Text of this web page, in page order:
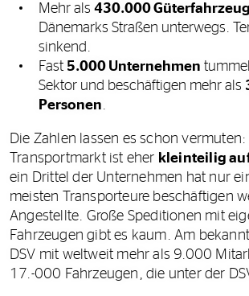
Mehr als 430.000
Dänemarks Straßen unterwegs.
sinkend.
Fast 5.000 Unternehmen
Sektor und beschäftigen mehr als
Personen.
Die Zahlen lassen es schon
Transportmarkt ist eher kleinteilig
ein Drittel der Unternehmen hat nur
meisten Transporteure beschäftigen
Angestellte. Große Speditionen mit
Fahrzeugen gibt es kaum. Am
DSV mit weltweit mehr als 9.000
17.-000 Fahrzeugen, die unter der